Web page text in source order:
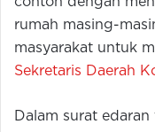
rumah masing-
masyarakat untuk
Sekretaris Daerah
Dalam surat